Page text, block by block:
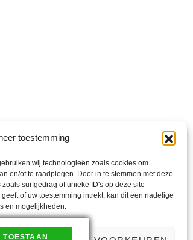
toestemming
wij technologieën zoals cookies om
en/of te raadplegen. Door in te stemmen met deze
surfgedrag of unieke ID's op deze site
of uw toestemming intrekt, kan dit een nadelige
en mogelijkheden.
TOESTAAN